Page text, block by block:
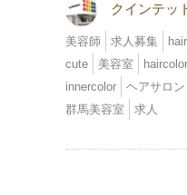
クインテッ
美容師 求人募集 hair
cute
美容室 haircolor
innercolor
ヘアサロン
群馬美容室
求人